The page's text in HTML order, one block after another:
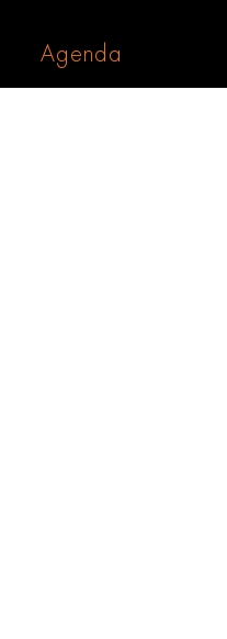
Agenda